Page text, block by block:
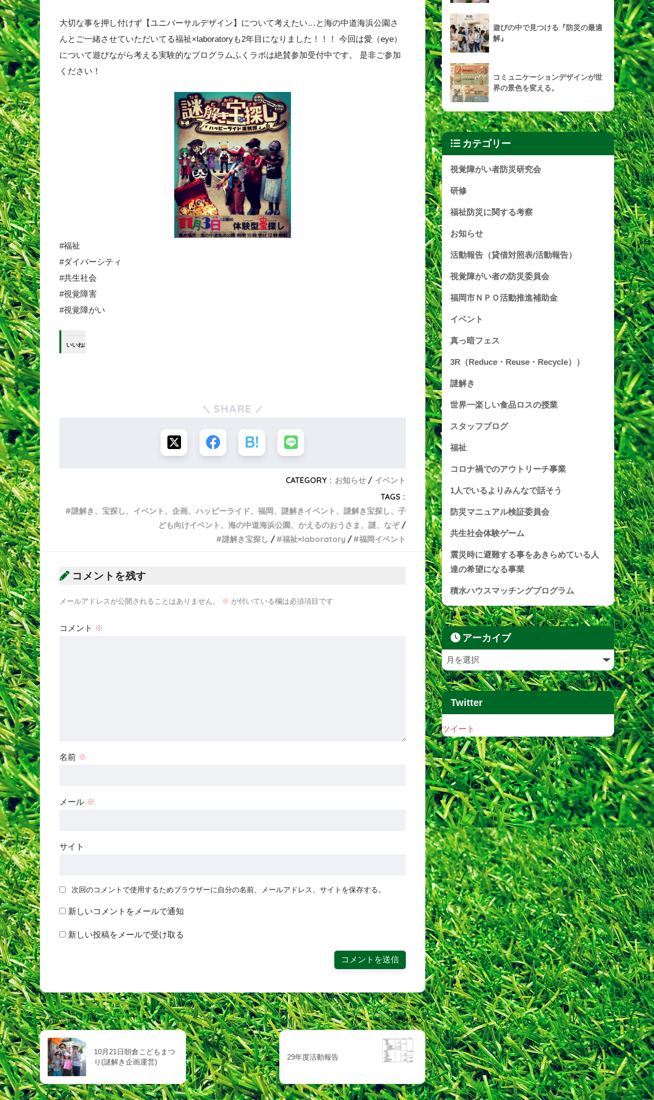
大切な事を押し付けず【ユニバーサルデザイン】について考えたい…と海の中道海浜公園さ
んとご一緒させていただいてる福祉×laboratoryも2年目になりました！！！‬ ‪今回は愛（eye）
について遊びながら考える実験的なプログラムふくラボは絶賛参加受付中です。‬ 是非ご参加
ください！
#福祉
#ダイバーシティ
#共生社会
#視覚障害
#視覚障がい
いいね:
SHARE
CATEGORY : お知らせ
イベント
TAGS :
謎解き、宝探し、イベント、企画、ハッピーライド、福岡、謎解きイベント、謎解き宝探し、子
ども向けイベント、海の中道海浜公園、かえるのおうさま、謎、なぞ
謎解き宝探し
福祉×laboratory 福岡イベント
コメントを残す
メールアドレスが公開されることはありません。 ※ が付いている欄は必須項目です
コメント ※
名前 ※
メール ※
サイト
次回のコメントで使用するためブラウザーに自分の名前、メールアドレス、サイトを保存する。
新しいコメントをメールで通知
新しい投稿をメールで受け取る
前の記事
10月21日朝倉こどもまつ
り(謎解き企画運営)
次の記事
29年度活動報告
遊びの中で見つける『防災の最適
解』
コミュニケーションデザインが世
界の景色を変える。
カテゴリー
視覚障がい者防災研究会
研修
福祉防災に関する考察
お知らせ
活動報告（貸借対照表/活動報告）
視覚障がい者の防災委員会
福岡市ＮＰＯ活動推進補助金
イベント
真っ暗フェス
3R（Reduce・Reuse・Recycle））
謎解き
世界一楽しい食品ロスの授業
スタッフブログ
福祉
コロナ禍でのアウトリーチ事業
1人でいるよりみんなで話そう
防災マニュアル検証委員会
共生社会体験ゲーム
震災時に避難する事をあきらめている人
達の希望になる事業
積水ハウスマッチングプログラム
アーカイブ
Twitter
ツイート